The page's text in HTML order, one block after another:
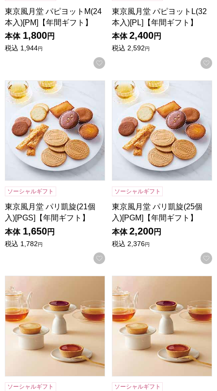
東京風月堂 パピヨットM(24
本入)[PM]【年間ギフト】
本体 1,800円
税込 1,944円
お気に入りに登録する
東京風月堂 パピヨットL(32
本入)[PL]【年間ギフト】
本体 2,400円
税込 2,592円
東京風月堂 パリ凱旋(21個入)[PGS]【年間ギフト】
ソーシャルギフト
東京風月堂 パリ凱旋(21個
入)[PGS]【年間ギフト】
本体 1,650円
税込 1,782円
お気に入りに登録する
東京風月堂 パリ凱旋(25個入
ソーシャルギフト
東京風月堂 パリ凱旋(25個
入)[PGM]【年間ギフト】
本体 2,200円
税込 2,376円
ソーシャルギフト ソーシャルギフト